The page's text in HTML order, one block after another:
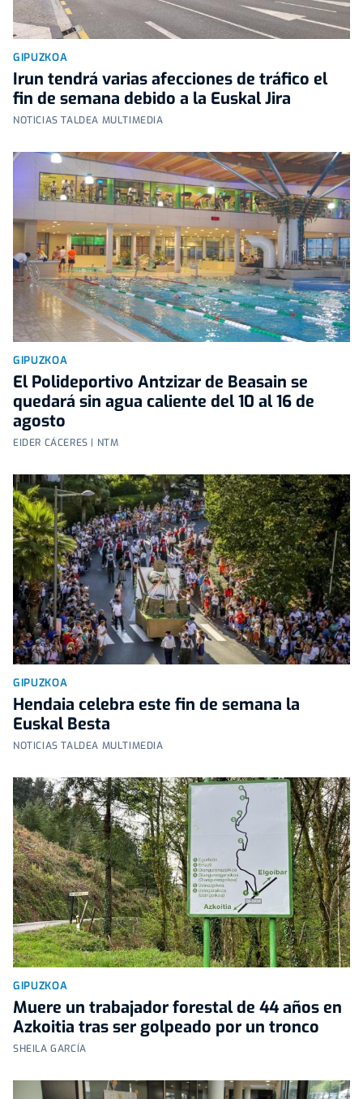
GIPUZKOA
Irun tendrá varias afecciones de tráfico el
fin de semana debido a la Euskal Jira
NOTICIAS TALDEA MULTIMEDIA
GIPUZKOA
El Polideportivo Antzizar de Beasain se
quedará sin agua caliente del 10 al 16 de
agosto
EIDER CÁCERES | NTM
GIPUZKOA
Hendaia celebra este fin de semana la
Euskal Besta
NOTICIAS TALDEA MULTIMEDIA
GIPUZKOA
Muere un trabajador forestal de 44 años en
Azkoitia tras ser golpeado por un tronco
SHEILA GARCÍA